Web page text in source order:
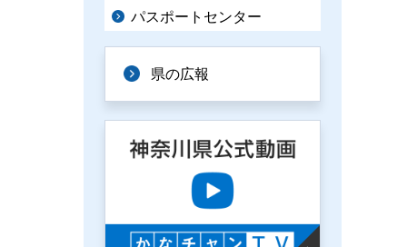
パスポートセンター
県の広報